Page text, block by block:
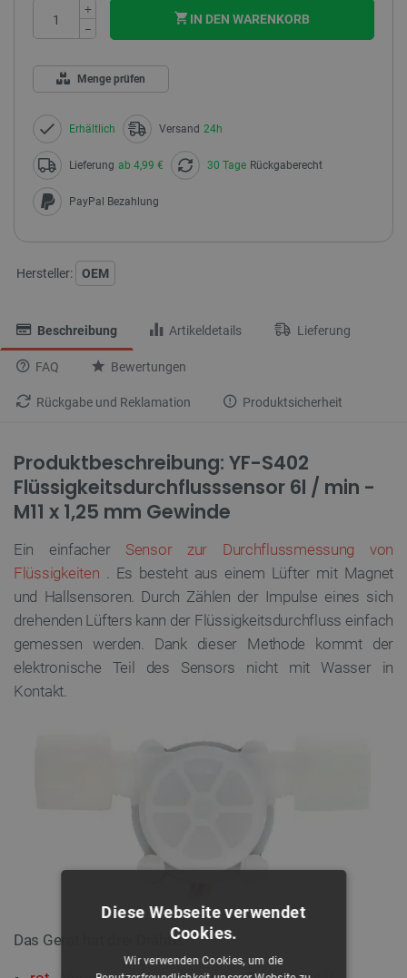
+
−
IN DEN WARENKORB
Menge prüfen
Erhältlich Versand 24h
Lieferung ab 4,99 € 30 Tage Rückgaberecht
PayPal Bezahlung
Hersteller: OEM
Beschreibung Artikeldetails Lieferung
FAQ Bewertungen
Rückgabe und Reklamation Produktsicherheit
Produktbeschreibung: YF-S402
Flüssigkeitsdurchflusssensor 6l / min -
M11 x 1,25 mm Gewinde
Ein einfacher Sensor zur Durchflussmessung von
Flüssigkeiten . Es besteht aus einem Lüfter mit Magnet
und Hallsensoren. Durch Zählen der Impulse eines sich
drehenden Lüfters kann der Flüssigkeitsdurchfluss einfach
gemessen werden. Dank dieser Methode kommt der
elektronische Teil des Sensors nicht mit Wasser in
Kontakt.
Das Gerät hat drei Drähte:
Diese Webseite verwendet
Cookies.
Wir verwenden Cookies, um die